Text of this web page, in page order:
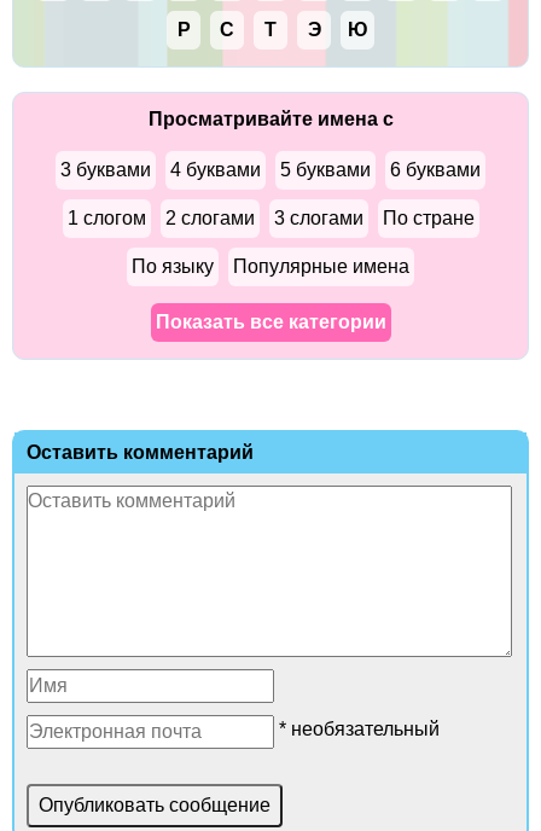
Р С Т Э Ю
Просматривайте имена с
3 буквами 4 буквами 5 буквами 6 буквами
1 слогом 2 слогами 3 слогами По стране
По языку Популярные имена
Показать все категории
Оставить комментарий
* необязательный